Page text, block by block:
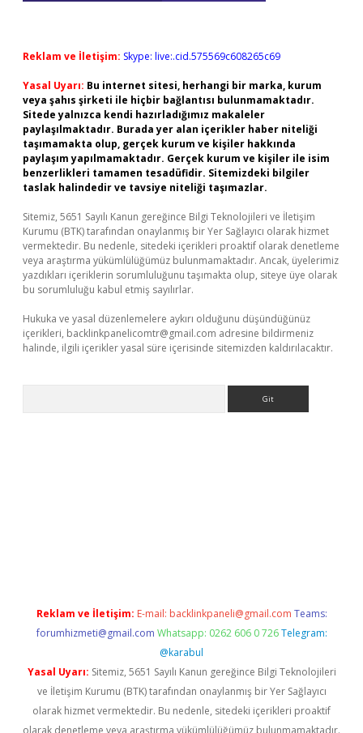
Reklam ve İletişim: Skype: live:.cid.575569c608265c69
Yasal Uyarı: Bu internet sitesi, herhangi bir marka, kurum
veya şahıs şirketi ile hiçbir bağlantısı bulunmamaktadır.
Sitede yalnızca kendi hazırladığımız makaleler
paylaşılmaktadır. Burada yer alan içerikler haber niteliği
taşımamakta olup, gerçek kurum ve kişiler hakkında
paylaşım yapılmamaktadır. Gerçek kurum ve kişiler ile isim
benzerlikleri tamamen tesadüfidir. Sitemizdeki bilgiler
taslak halindedir ve tavsiye niteliği taşımazlar.
Sitemiz, 5651 Sayılı Kanun gereğince Bilgi Teknolojileri ve İletişim
Kurumu (BTK) tarafından onaylanmış bir Yer Sağlayıcı olarak hizmet
vermektedir. Bu nedenle, sitedeki içerikleri proaktif olarak denetleme
veya araştırma yükümlülüğümüz bulunmamaktadır. Ancak, üyelerimiz
yazdıkları içeriklerin sorumluluğunu taşımakta olup, siteye üye olarak
bu sorumluluğu kabul etmiş sayılırlar.
Hukuka ve yasal düzenlemelere aykırı olduğunu düşündüğünüz
içerikleri, backlinkpanelicomtr@gmail.com adresine bildirmeniz
halinde, ilgili içerikler yasal süre içerisinde sitemizden kaldırılacaktır.
Reklam ve İletişim: E-mail: backlinkpaneli@gmail.com Teams:
forumhizmeti@gmail.com Whatsapp: 0262 606 0 726 Telegram:
@karabul
Yasal Uyarı: Sitemiz, 5651 Sayılı Kanun gereğince Bilgi Teknolojileri
ve İletişim Kurumu (BTK) tarafından onaylanmış bir Yer Sağlayıcı
olarak hizmet vermektedir. Bu nedenle, sitedeki içerikleri proaktif
olarak denetleme veya araştırma yükümlülüğümüz bulunmamaktadır.